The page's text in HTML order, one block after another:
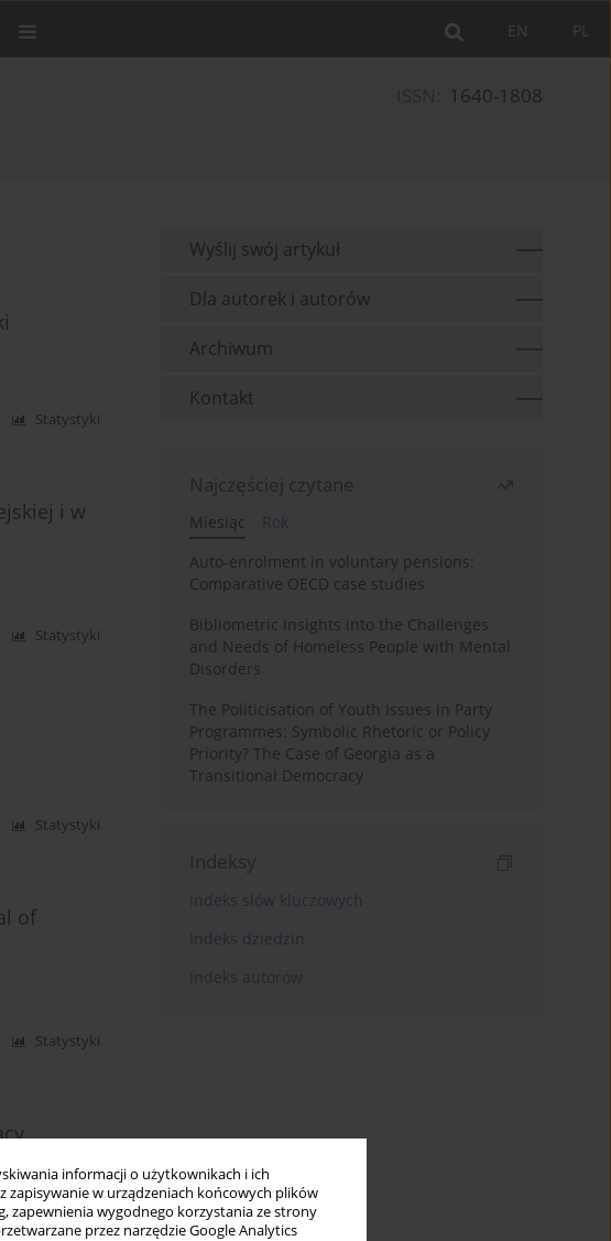
informacji o użytkownikach i ich
w urządzeniach końcowych plików
zapewnienia wygodnego korzystania ze strony
przez narzędzie Google Analytics
PL
EN
1640-1808
Statystyki
i w
Statystyki
Statystyki
of
Statystyki
w
latach
Wyślij swój artykuł
Dla autorek i autorów
Archiwum
Kontakt
Najczęściej czytane
Miesiąc
Rok
Auto-enrolment in voluntary pensions:
Comparative OECD case studies
Bibliometric Insights into the Challenges
and Needs of Homeless People with Mental
Disorders
The Politicisation of Youth Issues in Party
Programmes: Symbolic Rhetoric or Policy
Priority? The Case of Georgia as a
Transitional Democracy
Indeksy
Indeks słów kluczowych
Indeks dziedzin
Indeks autorów